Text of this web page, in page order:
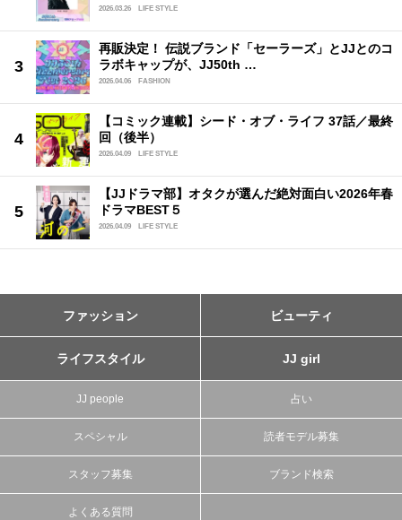
2026.03.26 LIFE STYLE
再販決定！ 伝説ブランド「セーラーズ」とJJとのコ
ラボキャップが、JJ50th …
2026.04.06 FASHION
【コミック連載】シード・オブ・ライフ 37話／最終
回（後半）
2026.04.09 LIFE STYLE
【JJドラマ部】オタクが選んだ絶対面白い2026年春
ドラマBEST５
2026.04.09 LIFE STYLE
ファッション ビューティ
ライフスタイル JJ girl
JJ people 占い
スペシャル 読者モデル募集
スタッフ募集 ブランド検索
よくある質問